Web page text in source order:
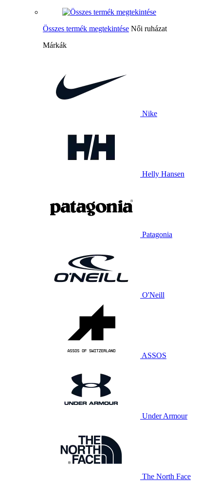
Összes termék megtekintése Női ruházat
Márkák
Nike
Helly Hansen
Patagonia
O'Neill
ASSOS
Under Armour
The North Face